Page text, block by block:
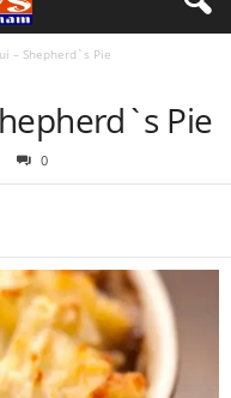
– Shepherd`s Pie
Pie
0